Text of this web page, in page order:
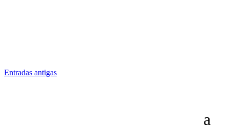
Entradas antigas